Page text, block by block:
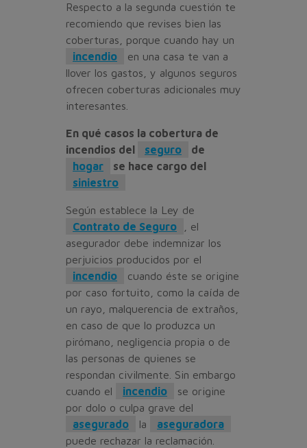
Respecto a la segunda cuestión te
recomiendo que revises bien las
coberturas, porque cuando hay un
incendio
en una casa te van a
llover los gastos, y algunos seguros
ofrecen coberturas adicionales muy
interesantes.
En qué casos la cobertura de
incendios del
seguro
de
hogar
se hace cargo del
siniestro
Según establece la Ley de
Contrato de Seguro
, el
asegurador debe indemnizar los
perjuicios producidos por el
incendio
cuando éste se origine
por caso fortuito, como la caída de
un rayo, malquerencia de extraños,
en caso de que lo produzca un
pirómano, negligencia propia o de
las personas de quienes se
respondan civilmente. Sin embargo
cuando el
incendio
se origine
por dolo o culpa grave del
asegurado
la
aseguradora
puede rechazar la reclamación.